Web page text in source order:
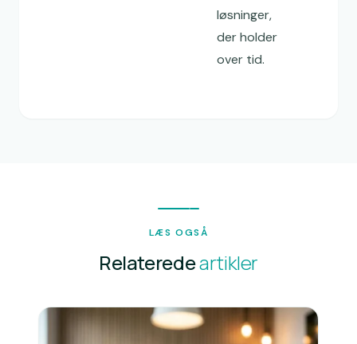
løsninger,
der holder
over tid.
LÆS OGSÅ
Relateredeartikler